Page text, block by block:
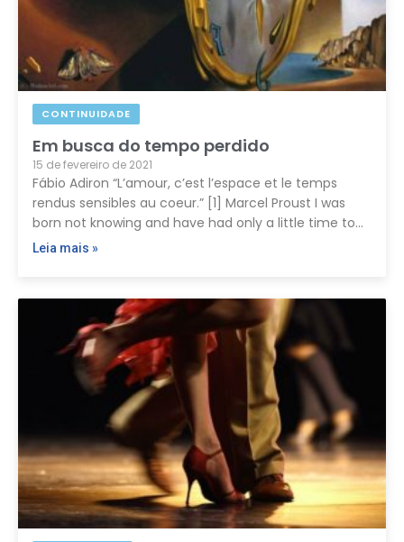
CONTINUIDADE
Em busca do tempo perdido
15 de fevereiro de 2021
Fábio Adiron “L’amour, c’est l’espace et le temps
rendus sensibles au coeur.” [1] Marcel Proust I was
born not knowing and have had only a little time to…
Leia mais »